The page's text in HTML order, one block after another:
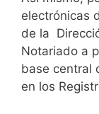
electrónicas
de la
Notariado a
base central
en los